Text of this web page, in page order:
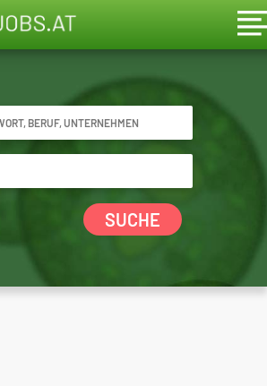
SUCHE